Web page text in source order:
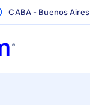
CABA - Buenos